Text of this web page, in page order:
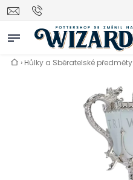
Vyhledávání
› Hůlky a Sběratelské předměty